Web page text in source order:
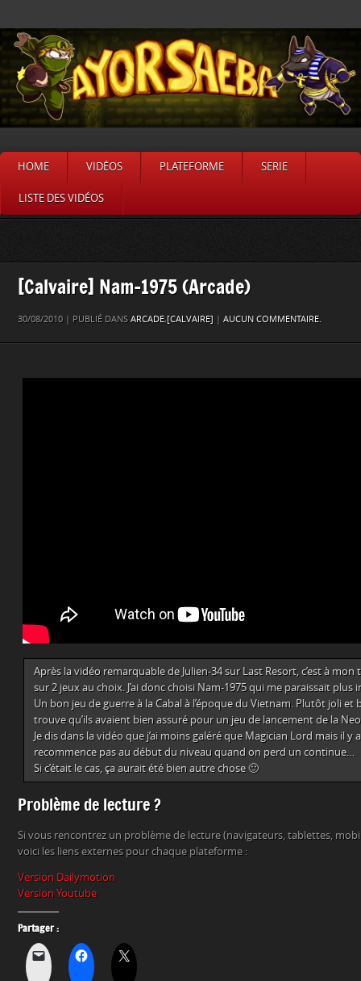
HOME VIDÉOS PLATEFORME SERIE
LISTE DES VIDÉOS
[Calvaire] Nam-1975 (Arcade)
30/08/2010 | PUBLIÉ DANS ARCADE,[CALVAIRE] AUCUN COMMENTAIRE.
Après la vidéo remarquable de Julien-34 sur Last Resort, c’est à
sur 2 jeux au choix. J’ai donc choisi Nam-1975 qui me paraissait
Un bon jeu de guerre à la Cabal à l’époque du Vietnam. Plutôt joli et
trouve qu’ils avaient bien assuré pour un jeu de lancement de la
Je dis dans la vidéo que j’ai moins galéré que Magician Lord mais il y
recommence pas au début du niveau quand on perd un continue…
Si c’était le cas, ça aurait été bien autre chose 🙂
Problème de lecture ?
Si vous rencontrez un problème de lecture (navigateurs, tablettes,
voici les liens externes pour chaque plateforme :
Version Dailymotion
Version Youtube
Partager :